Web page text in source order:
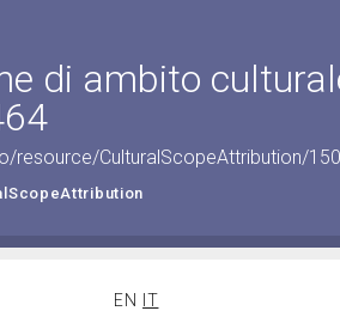
di ambito
resource/CulturalScopeAttribution/
EN
IT